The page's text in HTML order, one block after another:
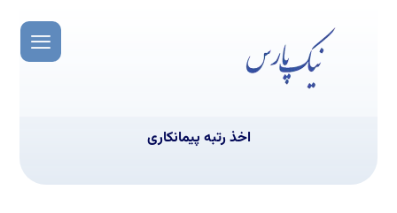
اخذ رتبه پیمانکاری